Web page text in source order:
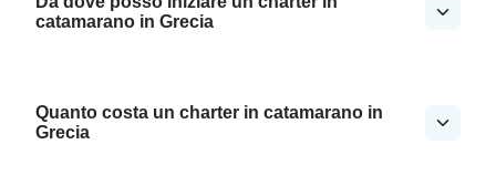
catamarano in Grecia
Quanto costa un charter in catamarano in
Grecia